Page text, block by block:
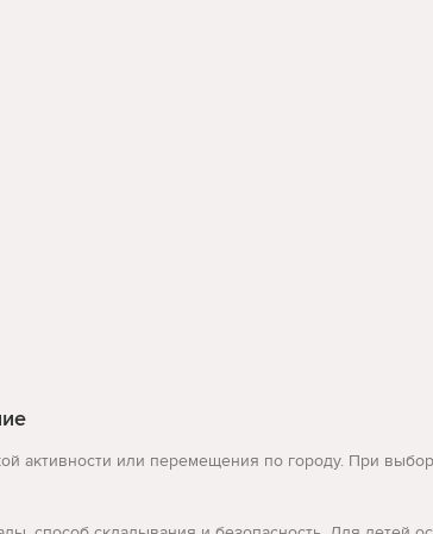
активности или перемещения по городу. При